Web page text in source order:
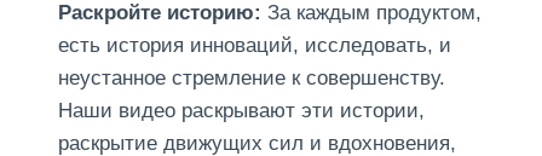
Раскройте историю: За каждым продуктом,
есть история инноваций, исследовать, и
неустанное стремление к совершенству.
Наши видео раскрывают эти истории,
раскрытие движущих сил и вдохновения,